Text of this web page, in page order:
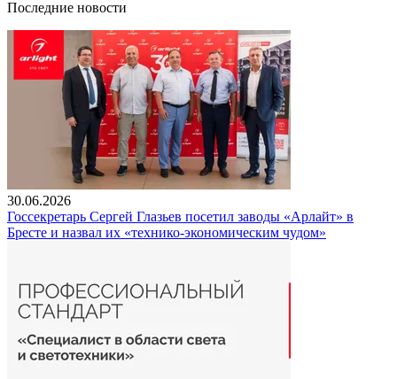
Последние новости
30.06.2026
Госсекретарь Сергей Глазьев посетил заводы «Арлайт» в
Бресте и назвал их «технико-экономическим чудом»